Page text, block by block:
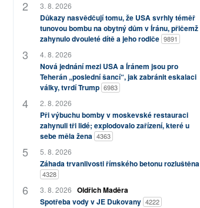
3. 8. 2026
Důkazy nasvědčují tomu, že USA svrhly téměř
tunovou bombu na obytný dům v Íránu, přičemž
zahynulo dvouleté dítě a jeho rodiče 9891
4. 8. 2026
Nová jednání mezi USA a Íránem jsou pro
Teherán „poslední šancí“, jak zabránit eskalaci
války, tvrdí Trump 6983
2. 8. 2026
Při výbuchu bomby v moskevské restauraci
zahynuli tři lidé; explodovalo zařízení, které u
sebe měla žena 4363
5. 8. 2026
Záhada trvanlivosti římského betonu rozluštěna
4328
3. 8. 2026 Oldřich Maděra
Spotřeba vody v JE Dukovany 4222